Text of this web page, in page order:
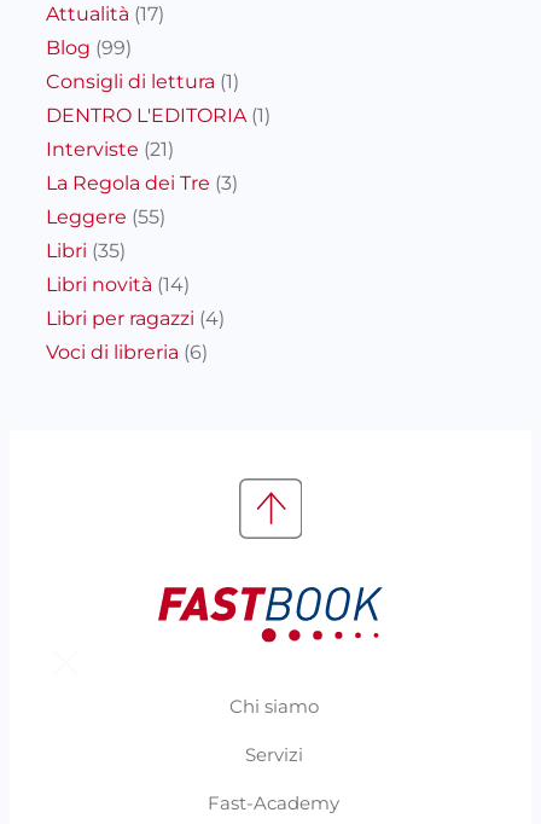
Attualità (17)
Blog (99)
Consigli di lettura (1)
DENTRO L'EDITORIA (1)
Interviste (21)
La Regola dei Tre (3)
Leggere (55)
Libri (35)
Libri novità (14)
Libri per ragazzi (4)
Voci di libreria (6)
Chi siamo
Servizi
Fast-Academy